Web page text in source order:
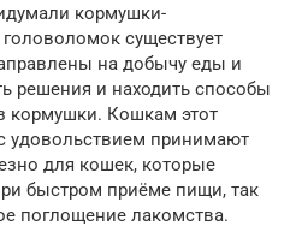
кормушки-
существует
на добычу еды и
решения и находить способы
кормушки. Кошкам этот
удовольствием принимают
для кошек, которые
быстром приёме пищи, так
поглощение лакомства.